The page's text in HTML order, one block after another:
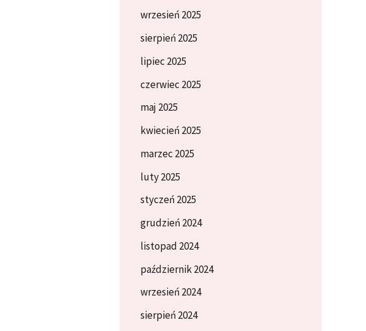
wrzesień 2025
sierpień 2025
lipiec 2025
czerwiec 2025
maj 2025
kwiecień 2025
marzec 2025
luty 2025
styczeń 2025
grudzień 2024
listopad 2024
październik 2024
wrzesień 2024
sierpień 2024